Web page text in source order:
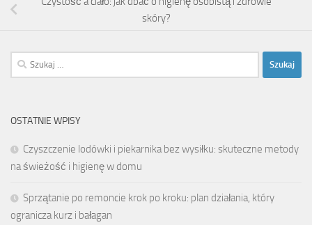
skóry?
Szukaj:
OSTATNIE WPISY
Czyszczenie lodówki i piekarnika bez wysiłku: skuteczne metody
na świeżość i higienę w domu
Sprzątanie po remoncie krok po kroku: plan działania, który
ogranicza kurz i bałagan